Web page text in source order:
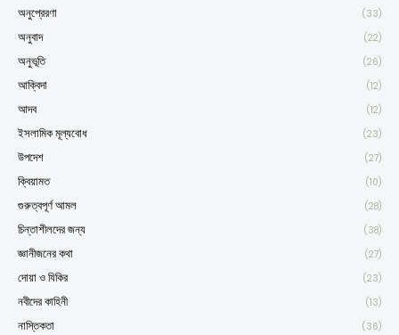
অনুপ্রেরণা (33)
অনুবাদ (22)
অনুভূতি (26)
আক্বিদা (12)
আদব (12)
ইসলামিক মূল্যবোধ (23)
উপদেশ (27)
ক্বিয়ামত (10)
গুরুত্বপূর্ণ আমল (28)
চিন্তাশীলদের জন্য (38)
জ্ঞানীজনের কথা (27)
দোয়া ও যিকির (23)
নবীদের কাহিনী (13)
নাস্তিকতা (36)